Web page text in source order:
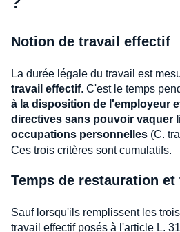
Notion de travail effectif
La durée légale du travail est
travail effectif. C'est le temps
à la disposition de l'employeur
directives sans pouvoir vaquer
occupations personnelles (C.
Ces trois critères sont cumulatifs.
Temps de restauration
Sauf lorsqu'ils remplissent les
travail effectif posés à l'article L.